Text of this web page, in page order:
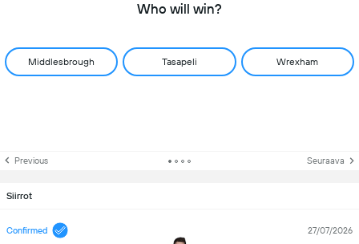
Who will win?
Middlesbrough Tasapeli Wrexham
Previous Seuraava
Siirrot
Confirmed 27/07/2026